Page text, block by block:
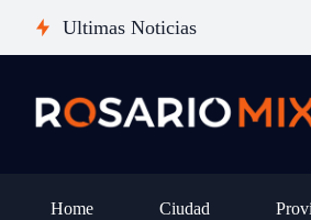
Ultimas Noticias
y tema nuevo
Home Ciudad